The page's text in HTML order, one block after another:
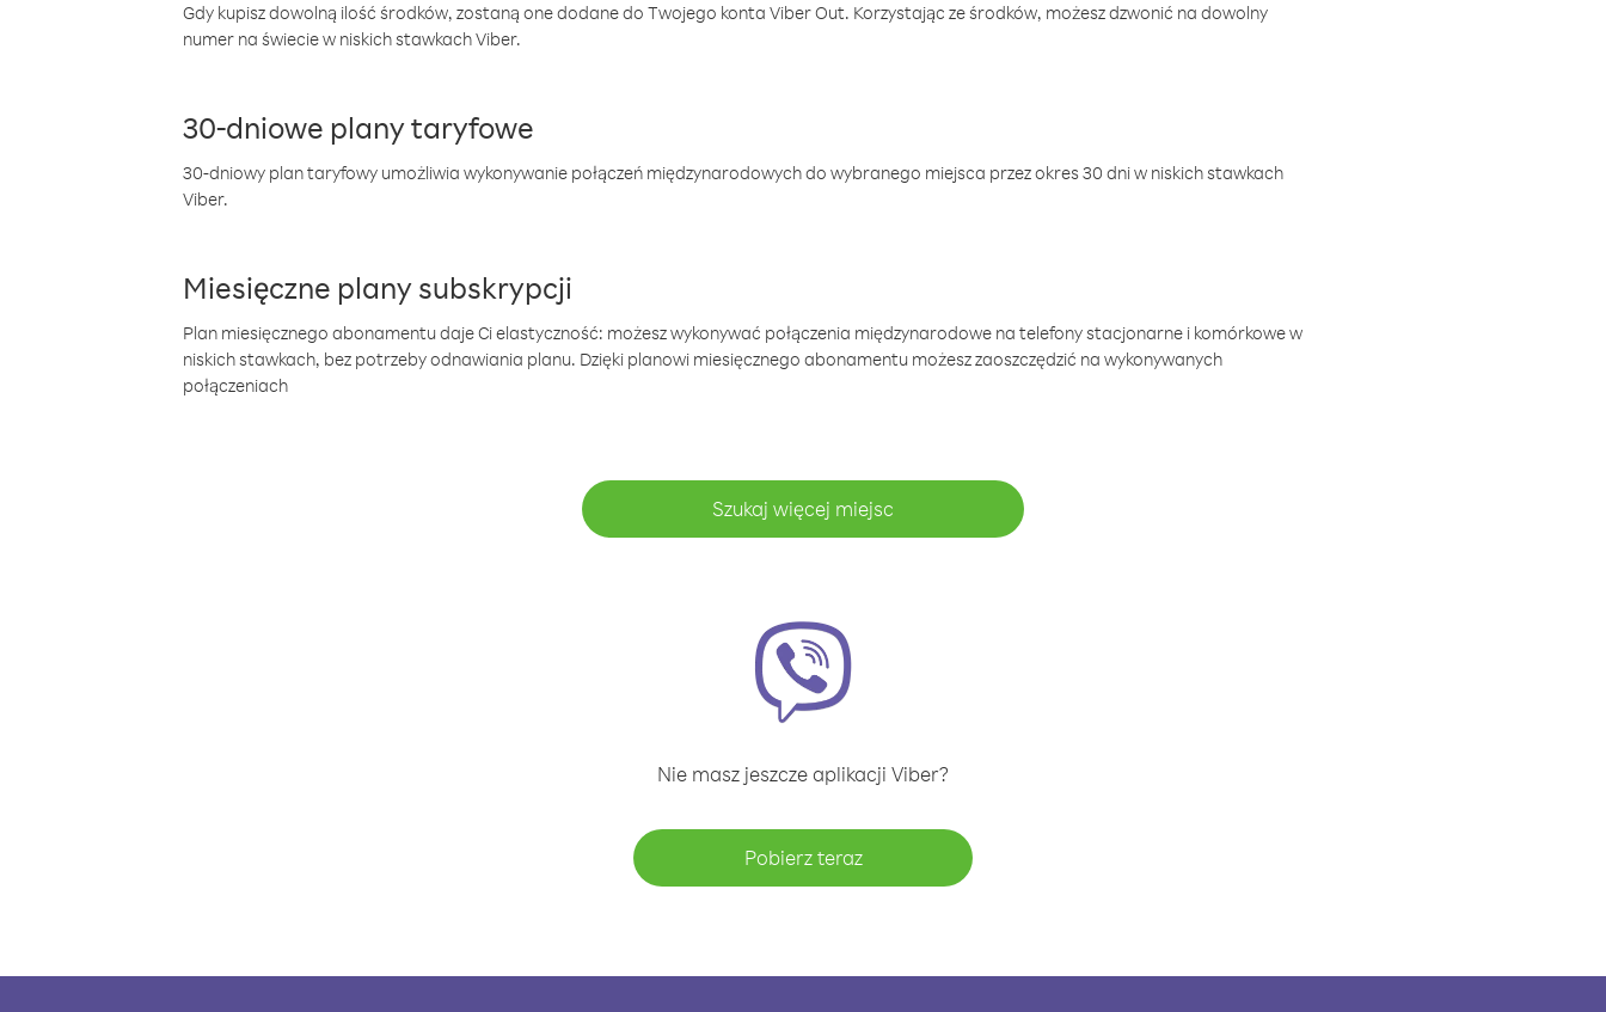
Gdy kupisz dowolną ilość środków, zostaną one dodane do Twojego konta Viber Out. Korzystając ze środków, możesz dzwonić na dowolny
numer na świecie w niskich stawkach Viber.
30-dniowe plany taryfowe
30-dniowy plan taryfowy umożliwia wykonywanie połączeń międzynarodowych do wybranego miejsca przez okres 30 dni w niskich stawkach
Viber.
Miesięczne plany subskrypcji
Plan miesięcznego abonamentu daje Ci elastyczność: możesz wykonywać połączenia międzynarodowe na telefony stacjonarne i komórkowe w
niskich stawkach, bez potrzeby odnawiania planu. Dzięki planowi miesięcznego abonamentu możesz zaoszczędzić na wykonywanych
połączeniach
Szukaj więcej miejsc
Nie masz jeszcze aplikacji Viber?
Pobierz teraz